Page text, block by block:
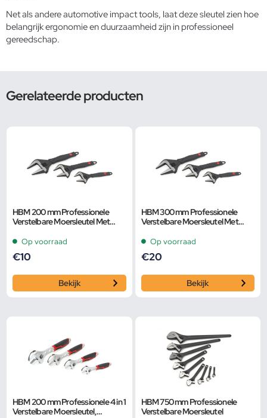
Net als andereautomotive impact tools, laat deze sleutel zien hoe
belangrijk ergonomie en duurzaamheid zijn in professioneel
gereedschap.
Gerelateerde producten
HBM 200 mm Professionele
Verstelbare Moersleutel Met
Smalle Bek
Op voorraad
€10
Bekijk
HBM 300 mm Professionele
Verstelbare Moersleutel Met
Smalle Bek
Op voorraad
€20
Bekijk
HBM 200 mm Professionele 4 in 1
Verstelbare Moersleutel,
HBM 750 mm Professionele
Verstelbare Moersleutel